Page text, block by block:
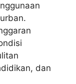
dan